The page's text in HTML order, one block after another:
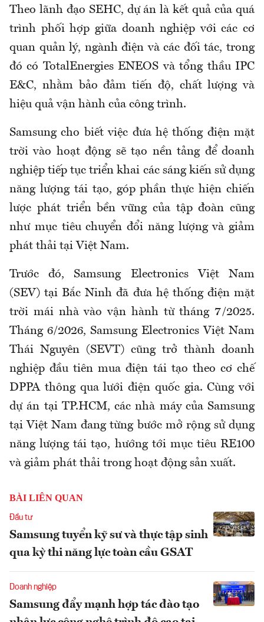
Theo lãnh đạo SEHC, dự án là kết quả của quá
trình phối hợp giữa doanh nghiệp với các cơ
quan quản lý, ngành điện và các đối tác, trong
đó có TotalEnergies ENEOS và tổng thầu IPC
E&C, nhằm bảo đảm tiến độ, chất lượng và
hiệu quả vận hành của công trình.
Samsung cho biết việc đưa hệ thống điện mặt
trời vào hoạt động sẽ tạo nền tảng để doanh
nghiệp tiếp tục triển khai các sáng kiến sử dụng
năng lượng tái tạo, góp phần thực hiện chiến
lược phát triển bền vững của tập đoàn cũng
như mục tiêu chuyển đổi năng lượng và giảm
phát thải tại Việt Nam.
Trước đó, Samsung Electronics Việt Nam
(SEV) tại Bắc Ninh đã đưa hệ thống điện mặt
trời mái nhà vào vận hành từ tháng 7/2025.
Tháng 6/2026, Samsung Electronics Việt Nam
Thái Nguyên (SEVT) cũng trở thành doanh
nghiệp đầu tiên mua điện tái tạo theo cơ chế
DPPA thông qua lưới điện quốc gia. Cùng với
dự án tại TP.HCM, các nhà máy của Samsung
tại Việt Nam đang từng bước mở rộng sử dụng
năng lượng tái tạo, hướng tới mục tiêu RE100
và giảm phát thải trong hoạt động sản xuất.
BÀI LIÊN QUAN
Đầu tư
Samsung tuyển kỹ sư và thực tập sinh
qua kỳ thi năng lực toàn cầu GSAT
Doanh nghiệp
Samsung đẩy mạnh hợp tác đào tạo